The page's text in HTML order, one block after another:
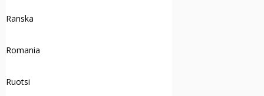
Ranska
Romania
Ruotsi